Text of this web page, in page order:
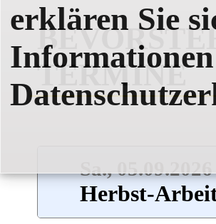
erklären Sie
TERMINE
Sa., 05.09.2026
Herbst-